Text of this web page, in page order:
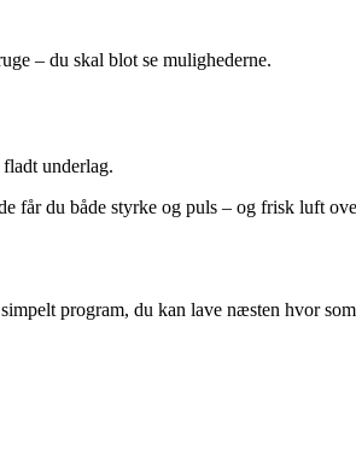
– du skal blot se mulighederne.
underlag.
får du både styrke og puls – og frisk luft
program, du kan lave næsten hvor